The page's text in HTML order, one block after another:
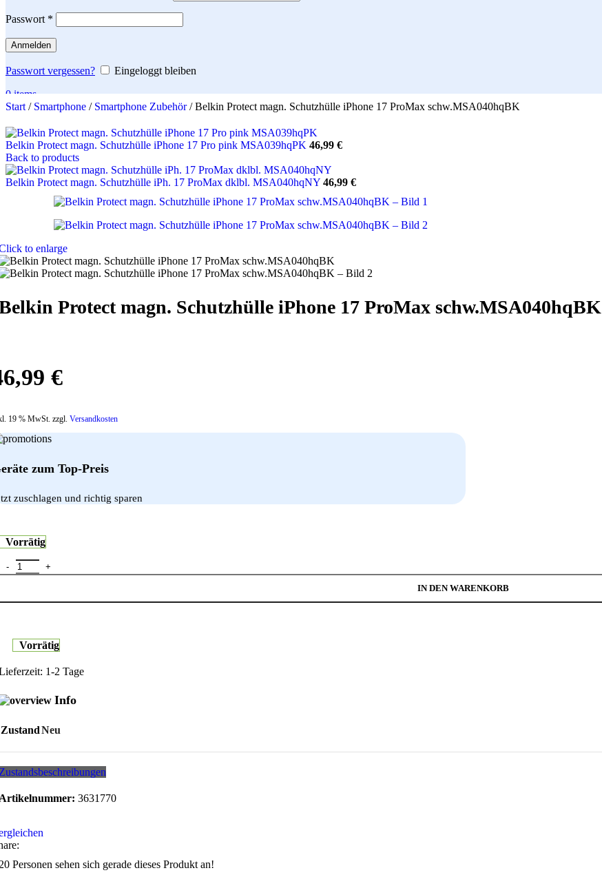
Passwort *
Anmelden
Passwort vergessen?
Eingeloggt bleiben
0items
Search
Start / Smartphone / Smartphone Zubehör/ Belkin Protect magn. Schutzhülle iPhone 17 ProMax schw.MSA040hqBK
Belkin Protect magn. Schutzhülle iPhone 17 Pro pink MSA039hqPK 46,99 €
Back to products
Belkin Protect magn. Schutzhülle iPh. 17 ProMax dklbl. MSA040hqNY 46,99 €
to enlarge
Protect magn. Schutzhülle iPhone 17 ProMax schw.MSA040hqBK
€
19 % MwSt. zzgl. Versandkosten
zum Top-Preis
zuschlagen und richtig sparen
Vorrätig
Protect magn. Schutzhülle iPhone 17 ProMax schw.MSA040hqBK Menge
IN DEN WARENKORB
Vorrätig
1-2 Tage
Info
ZustandNeu
3631770
Personen sehen sich gerade dieses Produkt an!